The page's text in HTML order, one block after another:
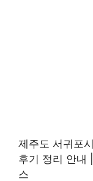
제주도 서귀포
후기 정리 안내
스